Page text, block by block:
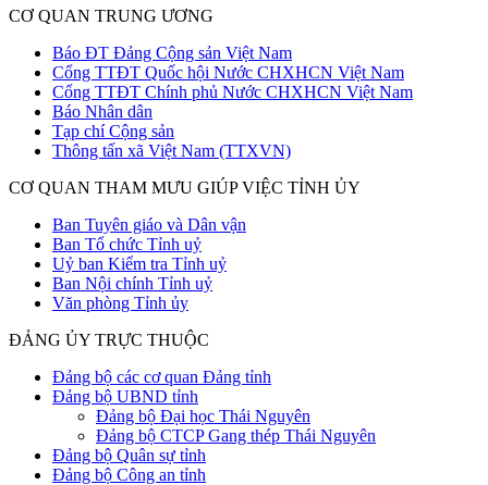
CƠ QUAN TRUNG ƯƠNG
Báo ĐT Đảng Cộng sản Việt Nam
Cổng TTĐT Quốc hội Nước CHXHCN Việt Nam
Cổng TTĐT Chính phủ Nước CHXHCN Việt Nam
Báo Nhân dân
Tạp chí Cộng sản
Thông tấn xã Việt Nam (TTXVN)
CƠ QUAN THAM MƯU GIÚP VIỆC TỈNH ỦY
Ban Tuyên giáo và Dân vận
Ban Tổ chức Tỉnh uỷ
Uỷ ban Kiểm tra Tỉnh uỷ
Ban Nội chính Tỉnh uỷ
Văn phòng Tỉnh ủy
ĐẢNG ỦY TRỰC THUỘC
Đảng bộ các cơ quan Đảng tỉnh
Đảng bộ UBND tỉnh
Đảng bộ Đại học Thái Nguyên
Đảng bộ CTCP Gang thép Thái Nguyên
Đảng bộ Quân sự tỉnh
Đảng bộ Công an tỉnh